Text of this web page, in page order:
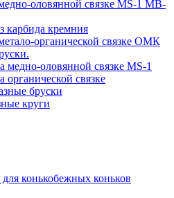
оловянной связке MS-1 MB-
карбида кремния
органической связке ОМК
медно-оловянной связке MS-1
связке
бруски
круги
конькобежных коньков